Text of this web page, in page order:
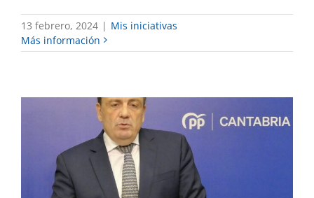
13 febrero, 2024 | Mis iniciativas
Más información
El PP reclama compromisos
económicos con la estación
intermodal de La Pasiega en los
presupuestos del Estado para 2024